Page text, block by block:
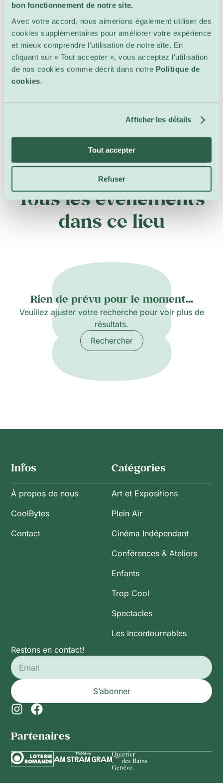
bon fonctionnement de notre site.
Avec votre accord, nous aimerions également utiliser des
cookies supplémentaires pour améliorer votre expérience
et mieux comprendre l’utilisation de notre site. En
cliquant sur « Tout accepter », vous acceptez l’utilisation
de nos cookies comme décrit dans notre Politique de
cookies.
Afficher les détails
Tout accepter
Refuser
Tous les événements
dans ce lieu
Rien de prévu pour le moment...
Veuillez ajuster votre recherche pour voir plus de
résultats.
Rechercher
Infos
À propos de nous
CoolBytes
Contact
Catégories
Art et Expositions
Plein Air
Cinéma Indépendant
Conférences & Ateliers
Enfants
Trop Cool
Spectacles
Les Incontournables
Restons en contact!
S’abonner
Partenaires​